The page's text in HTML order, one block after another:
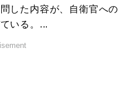
した内容が、自衛官への
いる。...